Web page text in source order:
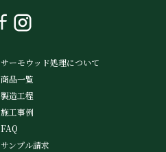
サーモウッド処理について
商品一覧
製造工程
施工事例
FAQ
サンプル請求